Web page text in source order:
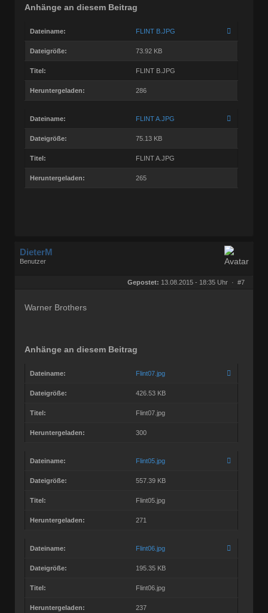
Anhänge an diesem Beitrag
Dateiname: FLINT B.JPG
Dateigröße: 73.92 KB
Titel: FLINT B.JPG
Heruntergeladen: 286
Dateiname: FLINT A.JPG
Dateigröße: 75.13 KB
Titel: FLINT A.JPG
Heruntergeladen: 265
DieterM
Benutzer
Gepostet: 13.08.2015 - 18:35 Uhr · #7
Warner Brothers
Anhänge an diesem Beitrag
Dateiname: Flint07.jpg
Dateigröße: 426.53 KB
Titel: Flint07.jpg
Heruntergeladen: 300
Dateiname: Flint05.jpg
Dateigröße: 557.39 KB
Titel: Flint05.jpg
Heruntergeladen: 271
Dateiname: Flint06.jpg
Dateigröße: 195.35 KB
Titel: Flint06.jpg
Heruntergeladen: 237